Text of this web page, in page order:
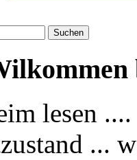
lesen
...